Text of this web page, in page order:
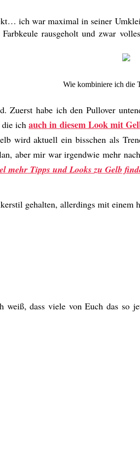
ich war maximal in seiner
rausgeholt und zwar
Wie kombiniere ich die
Zuerst habe ich den Pullover
die ichauch in diesem Look mit
wird aktuell ein bisschen als
aber mir war irgendwie mehr
mehr Tipps und Looks zu Gelb
gehalten, allerdings mit
weiß, dass viele von Euch das